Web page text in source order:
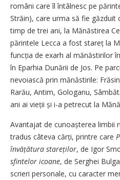
români care îl întâlnesc pe
Străin), care urma să fie găzduit
timp de trei ani, la Mănăstirea
părintele Lecca a fost stareț la
funcția de exarh al mănăstirilor
în Eparhia Dunării de Jos. Pe
nevoiască prin mănăstirile:
Rarău, Antim, Gologanu,
ani ai vieții și i-a petrecut la
Avantajat de cunoașterea limbii
tradus câteva cărți, printre care
învățătura stareților, de Igor
sfintelor icoane, de Serghei
scrieri personale, cu caracter